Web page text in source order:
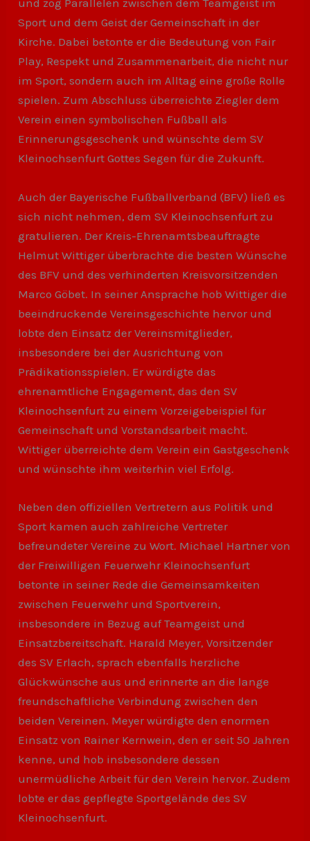
und zog Parallelen zwischen dem Teamgeist im
Sport und dem Geist der Gemeinschaft in der
Kirche. Dabei betonte er die Bedeutung von Fair
Play, Respekt und Zusammenarbeit, die nicht nur
im Sport, sondern auch im Alltag eine große Rolle
spielen. Zum Abschluss überreichte Ziegler dem
Verein einen symbolischen Fußball als
Erinnerungsgeschenk und wünschte dem SV
Kleinochsenfurt Gottes Segen für die Zukunft.
Auch der Bayerische Fußballverband (BFV) ließ es
sich nicht nehmen, dem SV Kleinochsenfurt zu
gratulieren. Der Kreis-Ehrenamtsbeauftragte
Helmut Wittiger überbrachte die besten Wünsche
des BFV und des verhinderten Kreisvorsitzenden
Marco Göbet. In seiner Ansprache hob Wittiger die
beeindruckende Vereinsgeschichte hervor und
lobte den Einsatz der Vereinsmitglieder,
insbesondere bei der Ausrichtung von
Prädikationsspielen. Er würdigte das
ehrenamtliche Engagement, das den SV
Kleinochsenfurt zu einem Vorzeigebeispiel für
Gemeinschaft und Vorstandsarbeit macht.
Wittiger überreichte dem Verein ein Gastgeschenk
und wünschte ihm weiterhin viel Erfolg.
Neben den offiziellen Vertretern aus Politik und
Sport kamen auch zahlreiche Vertreter
befreundeter Vereine zu Wort. Michael Hartner von
der Freiwilligen Feuerwehr Kleinochsenfurt
betonte in seiner Rede die Gemeinsamkeiten
zwischen Feuerwehr und Sportverein,
insbesondere in Bezug auf Teamgeist und
Einsatzbereitschaft. Harald Meyer, Vorsitzender
des SV Erlach, sprach ebenfalls herzliche
Glückwünsche aus und erinnerte an die lange
freundschaftliche Verbindung zwischen den
beiden Vereinen. Meyer würdigte den enormen
Einsatz von Rainer Kernwein, den er seit 50 Jahren
kenne, und hob insbesondere dessen
unermüdliche Arbeit für den Verein hervor. Zudem
lobte er das gepflegte Sportgelände des SV
Kleinochsenfurt.